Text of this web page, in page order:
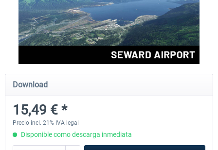
FSDG - Greenland Kulusuk MSFS Aerosoft Airport
Download
15,49 € *
Precio incl. 21% IVA legal
Disponible como descarga inmediata